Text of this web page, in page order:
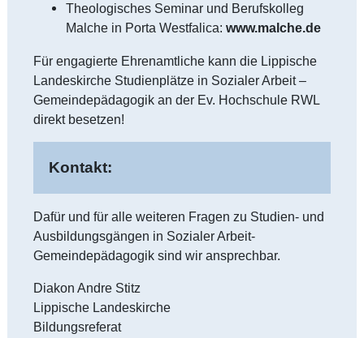
Theologisches Seminar und Berufskolleg
Malche in Porta Westfalica:www.malche.de
Für engagierte Ehrenamtliche kann die Lippische
Landeskirche Studienplätze in Sozialer Arbeit –
Gemeindepädagogik an der Ev. Hochschule RWL
direkt besetzen!
Kontakt:
Dafür und für alle weiteren Fragen zu Studien- und
Ausbildungsgängen in Sozialer Arbeit-
Gemeindepädagogik sind wir ansprechbar.
Diakon Andre Stitz
Lippische Landeskirche
Bildungsreferat